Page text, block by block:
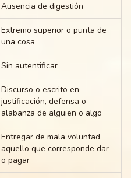
Ausencia de digestión
Extremo superior o punta de
una cosa
Sin autentificar
Discurso o escrito en
justificación, defensa o
alabanza de alguien o algo
Entregar de mala voluntad
aquello que corresponde dar
o pagar